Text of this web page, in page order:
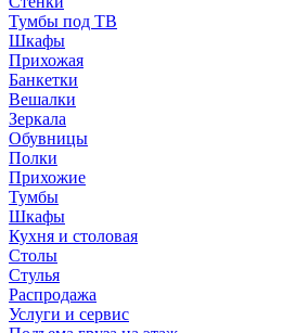
Тумбы под ТВ
Шкафы
Прихожая
Банкетки
Вешалки
Зеркала
Обувницы
Полки
Прихожие
Тумбы
Шкафы
Кухня и столовая
Столы
Стулья
Распродажа
Услуги и сервис